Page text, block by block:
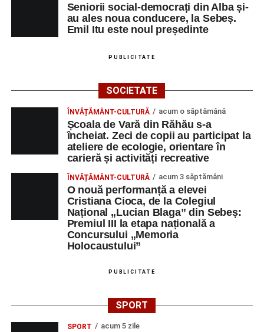
SÂMBĂTĂ, 22 AUGUST 2026
Platoul Centrului Cultural „Lucian
Blaga” Sebeș
(Race Office) pentru competiția„Cicloaventurier de
Râpa Roșie
Orele 17.00–20.00
– Antrenamente libere pe traseul de
Centrul Cultural „Lucian Blaga”
Sebeș – Sala de spectacole
– Proiecție cinematografică:
Gabi Virginia Șarga și Cătălin Rotaru, producător Gabi
Seniorii social-democrați din Alba și-
au ales noua conducere, la Sebeș.
Emil Itu este noul președinte
PUBLICITATE
SOCIETATE
ÎNVĂȚĂMÂNT-CULTURĂ acum o săptămână
Școala de Vară din Răhău s-a
încheiat. Zeci de copii au participat la
ateliere de ecologie, orientare în
carieră și activități recreative
ÎNVĂȚĂMÂNT-CULTURĂ acum 3 săptămâni
O nouă performanță a elevei
Cristiana Cioca, de la Colegiul
Național „Lucian Blaga” din Sebeș:
Premiul III la etapa națională a
Concursului „Memoria
Holocaustului”
PUBLICITATE
SPORT
SPORT acum 5 zile